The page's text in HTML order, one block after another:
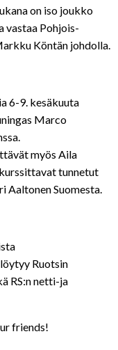
on iso joukko
vastaa Pohjois-
Köntän johdolla.
6-9. kesäkuuta
Marco
myös Aila
tunnetut
Aaltonen Suomesta.
Ruotsin
RS:n netti-ja
friends!